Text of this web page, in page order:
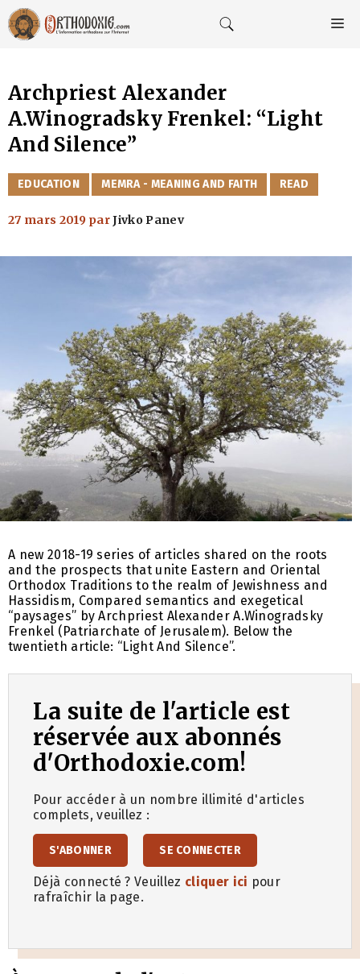
Aller
au
contenu
Archpriest Alexander
A.Winogradsky Frenkel: “Light
And Silence”
CATÉGORIES
EDUCATION MEMRA - MEANING AND FAITH READ
27 mars 2019 parJivko Panev
A new 2018-19 series of articles shared on the roots
and the prospects that unite Eastern and Oriental
Orthodox Traditions to the realm of Jewishness and
Hassidism, Compared semantics and exegetical
“paysages” by Archpriest Alexander A.Winogradsky
Frenkel (Patriarchate of Jerusalem). Below the
twentieth article: “Light And Silence”.
La suite de l'article est
réservée aux abonnés
d'Orthodoxie.com!
Pour accéder à un nombre illimité d'articles
complets, veuillez :
S'ABONNER SE CONNECTER
Déjà connecté ? Veuillez cliquer ici pour
rafraîchir la page.